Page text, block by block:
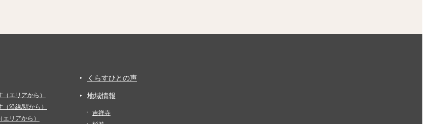
エリアから）
沿線/駅から）
リアから）
くらすひとの声
地域情報
吉祥寺